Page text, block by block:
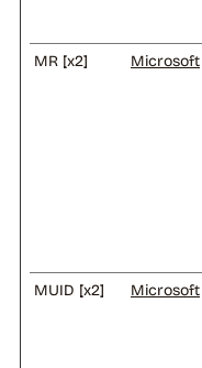
MR [x2] Microsoft
MUID [x2] Microsoft